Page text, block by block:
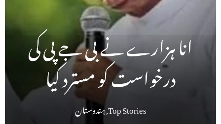
انا ہزارے نے بی جے پی کی
درخواست کو مسترد کیا
Top Stories
,ہندوستان